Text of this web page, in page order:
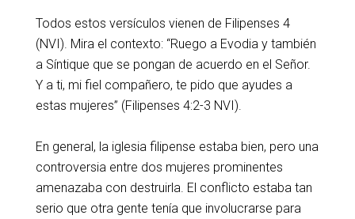
Todos estos versículos vienen de Filipenses 4
(NVI). Mira el contexto: “Ruego a Evodia y también
a Síntique que se pongan de acuerdo en el Señor.
Y a ti, mi fiel compañero, te pido que ayudes a
estas mujeres” (Filipenses 4:2-3 NVI).
En general, la iglesia filipense estaba bien, pero una
controversia entre dos mujeres prominentes
amenazaba con destruirla. El conflicto estaba tan
serio que otra gente tenía que involucrarse para